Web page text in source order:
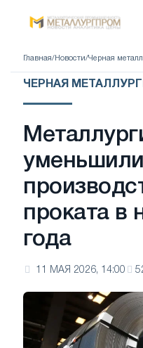
Главная/ Новости/Черная
ЧЕРНАЯ
уменьшили
проката в
года
11 МАЯ 2026, 14:00